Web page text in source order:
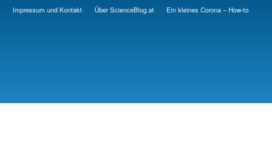
Impressum und Kontakt Über ScienceBlog.at Ein kleines Corona – How-to